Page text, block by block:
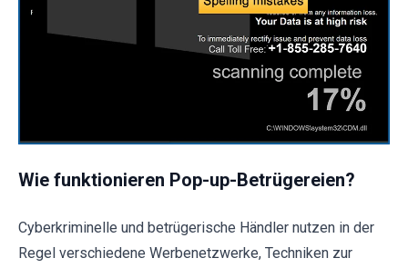
Wie funktionieren Pop-up-Betrügereien?
Cyberkriminelle und betrügerische Händler nutzen in der
Regel verschiedene Werbenetzwerke, Techniken zur